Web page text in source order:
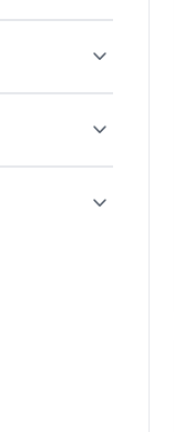
expand_more
expand_more
expand_more